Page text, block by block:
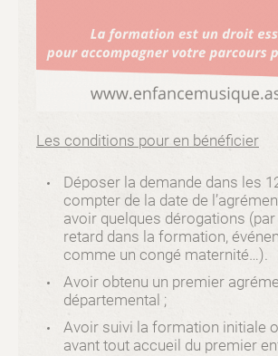
Les conditions pour en bénéficier
Déposer la demande dans les
compter de la date de
avoir quelques dérogations
retard dans la formation,
comme un congé maternité…).
Avoir obtenu un premier
départemental ;
Avoir suivi la formation initiale
avant tout accueil du premier